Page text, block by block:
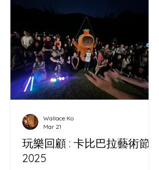
玩樂回顧 : 卡比巴拉藝術節
2025
Wallace Ko
Mar 21